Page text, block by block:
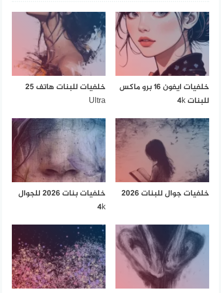
خلفيات ايفون 16 برو ماكس
للبنات 4k
خلفيات للبنات هاتف 25
Ultra
خلفيات جوال للبنات 2026
خلفيات بنات 2026 للجوال
4k